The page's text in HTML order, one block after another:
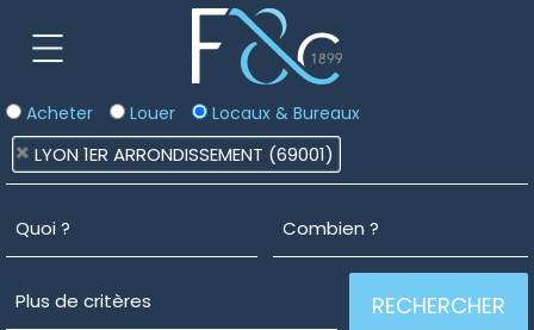
Acheter Louer Locaux & Bureaux
LYON 1ER ARRONDISSEMENT (69001)